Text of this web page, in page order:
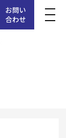
お問い
合わせ